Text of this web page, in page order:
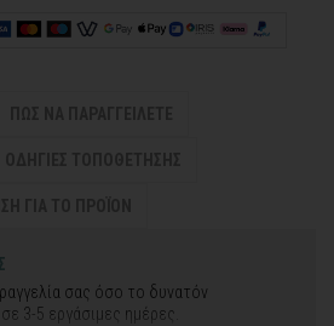
σας όσο το δυνατόν
3-5 εργάσιμες ημέρες.